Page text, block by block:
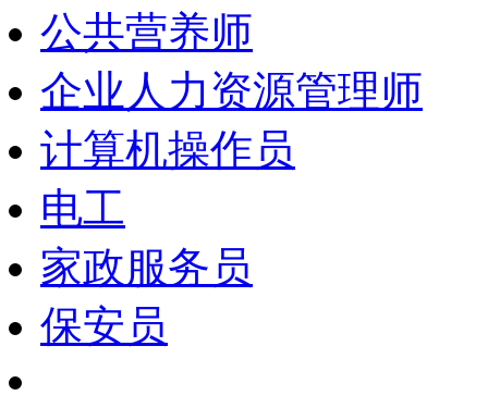
公共营养师
企业人力资源管理师
计算机操作员
电工
家政服务员
保安员